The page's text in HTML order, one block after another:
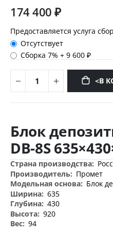
174 400 ₽
Предоставляется услуга
Отсутствует
Сборка 7%+9 600 ₽
<В
к
началу
изображений
Блок
DB-8S
Дополнительная
информация
Промет
Блок
635
430
920
94